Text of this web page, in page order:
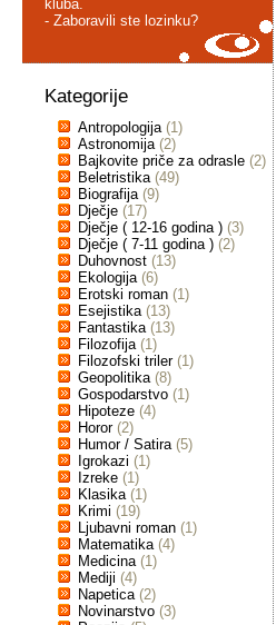
kluba.
- Zaboravili ste lozinku?
Kategorije
Antropologija (1)
Astronomija (2)
Bajkovite priče za odrasle (2)
Beletristika (49)
Biografija (9)
Dječje (17)
Dječje ( 12-16 godina ) (3)
Dječje ( 7-11 godina ) (2)
Duhovnost (13)
Ekologija (6)
Erotski roman (1)
Esejistika (13)
Fantastika (13)
Filozofija (1)
Filozofski triler (1)
Geopolitika (8)
Gospodarstvo (1)
Hipoteze (4)
Horor (2)
Humor / Satira (5)
Igrokazi (1)
Izreke (1)
Klasika (1)
Krimi (19)
Ljubavni roman (1)
Matematika (4)
Medicina (1)
Mediji (4)
Napetica (2)
Novinarstvo (3)